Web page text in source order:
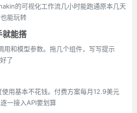
的可视化工作流几小时能跑通原本几天
能玩转
就能搭
用和模型参数。拖几个组件，写写提示
了
用基本不花钱。付费方案每月12.9美元
一接入API要划算